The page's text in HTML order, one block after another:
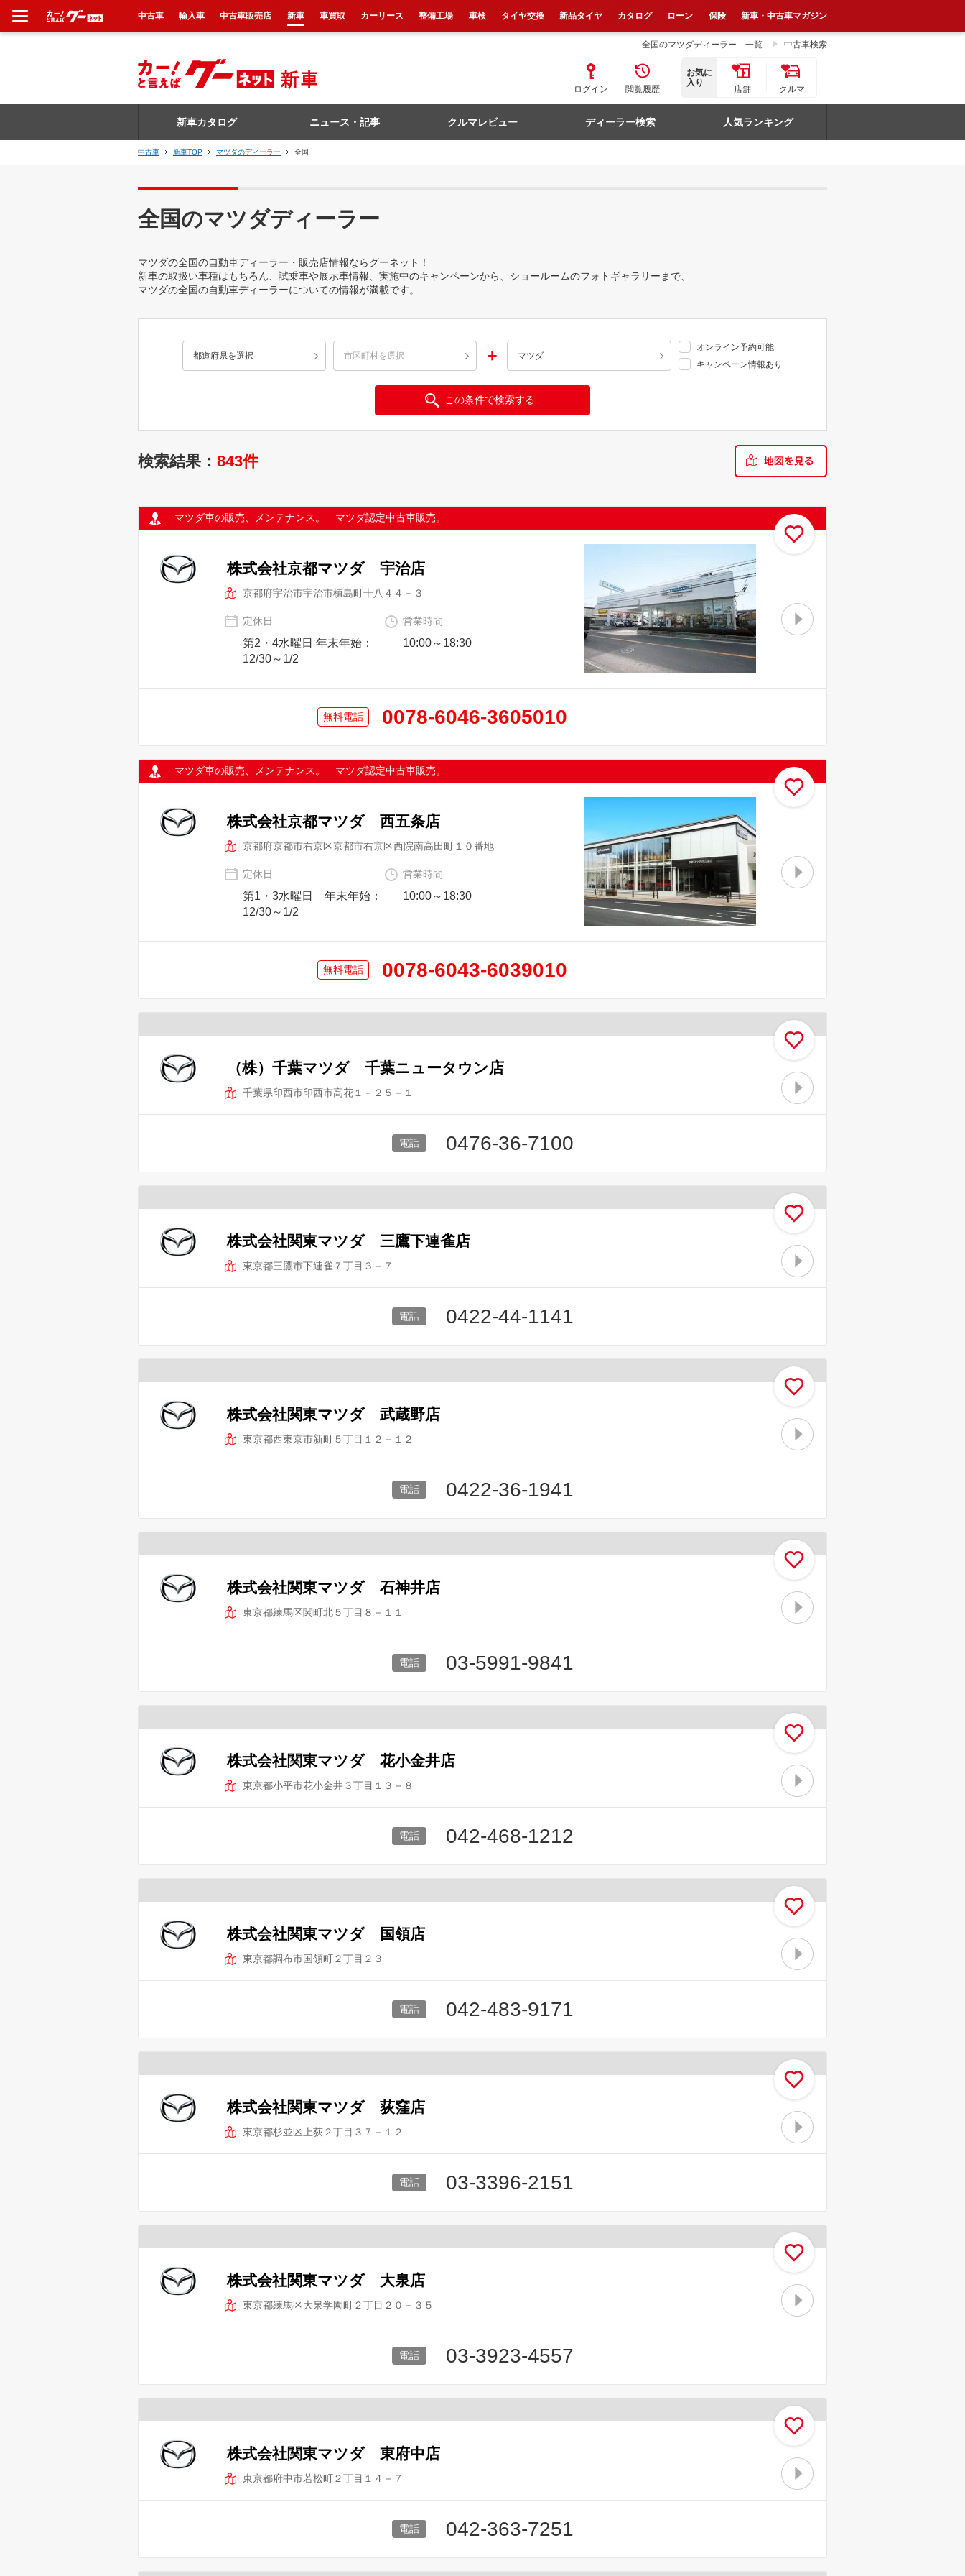
全国のマツダディーラー 一覧 中古車検索
ログイン 閲覧履歴
お気に
入り
店舗 クルマ
新車カタログ ニュース・記事 クルマレビュー ディーラー検索 人気ランキング
中古車 新車TOP マツダのディーラー 全国
全国のマツダディーラー
マツダの全国の自動車ディーラー・販売店情報ならグーネット！
新車の取扱い車種はもちろん、試乗車や展示車情報、実施中のキャンペーンから、ショールームのフォトギャラリーまで、
マツダの全国の自動車ディーラーについての情報が満載です。
都道府県を選択 市区町村を選択 ＋ マツダ
オンライン予約可能
キャンペーン情報あり
検索結果： 843件
マツダ車の販売、メンテナンス。 マツダ認定中古車販売。
株式会社京都マツダ 宇治店
京都府宇治市宇治市槙島町十八４４－３
定休日
第2・4水曜日 年末年始：
12/30～1/2
営業時間
10:00～18:30
0078-6046-3605010
マツダ車の販売、メンテナンス。 マツダ認定中古車販売。
株式会社京都マツダ 西五条店
京都府京都市右京区京都市右京区西院南高田町１０番地
定休日
第1・3水曜日 年末年始：
12/30～1/2
営業時間
10:00～18:30
0078-6043-6039010
（株）千葉マツダ 千葉ニュータウン店
千葉県印西市印西市高花１－２５－１
0476-36-7100
株式会社関東マツダ 三鷹下連雀店
東京都三鷹市下連雀７丁目３－７
0422-44-1141
株式会社関東マツダ 武蔵野店
東京都西東京市新町５丁目１２－１２
0422-36-1941
株式会社関東マツダ 石神井店
東京都練馬区関町北５丁目８－１１
03-5991-9841
株式会社関東マツダ 花小金井店
東京都小平市花小金井３丁目１３－８
042-468-1212
株式会社関東マツダ 国領店
東京都調布市国領町２丁目２３
042-483-9171
株式会社関東マツダ 荻窪店
東京都杉並区上荻２丁目３７－１２
03-3396-2151
株式会社関東マツダ 大泉店
東京都練馬区大泉学園町２丁目２０－３５
03-3923-4557
株式会社関東マツダ 東府中店
東京都府中市若松町２丁目１４－７
042-363-7251
中古車 輸入車 中古車販売店 新車 車買取 カーリース 整備工場 車検 タイヤ交換 新品タイヤ カタログ ローン 保険 新車・中古車マガジン